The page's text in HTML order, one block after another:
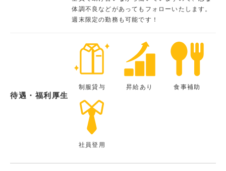
体調不良などがあってもフォローいたします。
週末限定の勤務も可能です！
待遇・福利厚生
制服貸与 昇給あり 食事補助
社員登用